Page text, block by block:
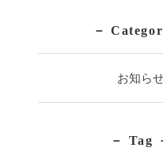
お知ら
Tag